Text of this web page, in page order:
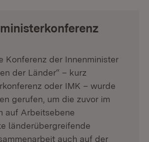
Konferenz der Innenminister
der Länder“ – kurz
oder IMK – wurde
gerufen, um die zuvor im
auf Arbeitsebene
länderübergreifende
auch auf der